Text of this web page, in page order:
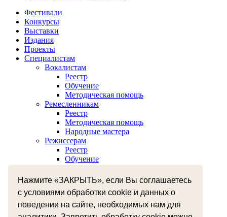
Нажмите «ЗАКРЫТЬ», если Вы соглашаетесь
с условиями обработки cookie и данных о
поведении на сайте, необходимых нам для
Фестивали
Конкурсы
Выставки
Издания
Проекты
Специалистам
Вокалистам
Реестр
Обучение
Методическая помощь
Ремесленникам
Реестр
Методическая помощь
Народные мастера
Режиссерам
Реестр
Обучение
Реестр
Музыкантам
Реестр
Межнациональное сотрудничество